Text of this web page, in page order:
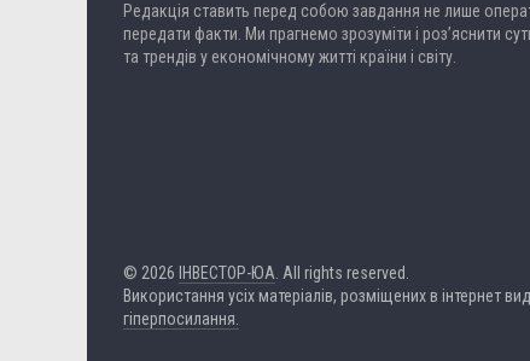
Редакція ставить перед собою завдання не лише
передати факти. Ми прагнемо зрозуміти і роз’яснити
та трендів у економічному житті країни і світу.
© 2026 ІНВЕСТОР-ЮА. All rights reserved.
Використання усіх матеріалів, розміщених в інтернет
гіперпосилання.